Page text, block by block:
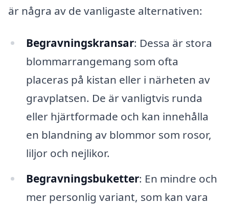
är några av de vanligaste alternativen:
Begravningskransar: Dessa är stora
blommarrangemang som ofta
placeras på kistan eller i närheten av
gravplatsen. De är vanligtvis runda
eller hjärtformade och kan innehålla
en blandning av blommor som rosor,
liljor och nejlikor.
Begravningsbuketter: En mindre och
mer personlig variant, som kan vara